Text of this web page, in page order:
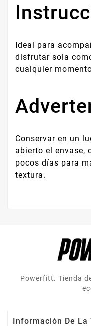
Ideal para
disfrutar sola
cualquier
Conservar en un
abierto el envase,
pocos días para
textura.
Powerfitt. Tienda
Información De La